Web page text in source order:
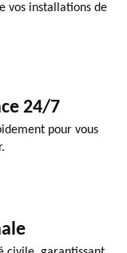
vos installations de
24/7
pour vous